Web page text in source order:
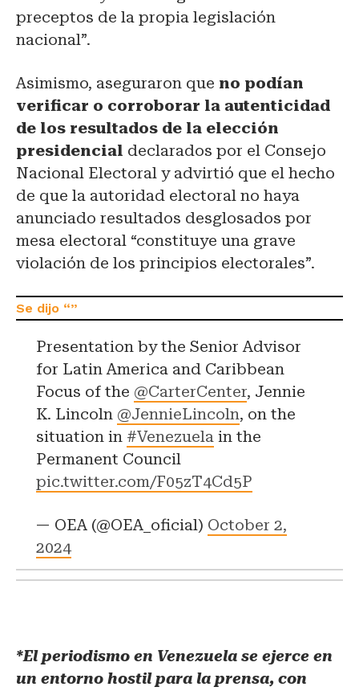
preceptos de la propia legislación
nacional”.
Asimismo, aseguraron que no podían
verificar o corroborar la autenticidad
de los resultados de la elección
presidencial declarados por el Consejo
Nacional Electoral y advirtió que el hecho
de que la autoridad electoral no haya
anunciado resultados desglosados por
mesa electoral “constituye una grave
violación de los principios electorales”.
Presentation by the Senior Advisor
for Latin America and Caribbean
Focus of the @CarterCenter, Jennie
K. Lincoln @JennieLincoln, on the
situation in #Venezuela in the
Permanent Council
pic.twitter.com/F05zT4Cd5P
— OEA (@OEA_oficial) October 2,
2024
*El periodismo en Venezuela se ejerce en
un entorno hostil para la prensa, con